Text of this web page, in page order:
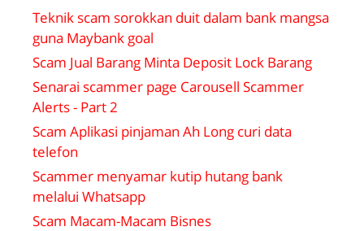
Teknik scam sorokkan duit dalam bank mangsa
guna Maybank goal
Scam Jual Barang Minta Deposit Lock Barang
Senarai scammer page Carousell Scammer
Alerts - Part 2
Scam Aplikasi pinjaman Ah Long curi data
telefon
Scammer menyamar kutip hutang bank
melalui Whatsapp
Scam Macam-Macam Bisnes